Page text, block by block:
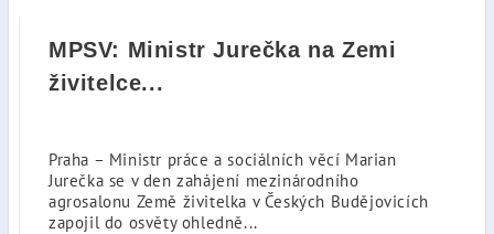
MPSV: Ministr Jurečka na Zemi
živitelce...
Praha – Ministr práce a sociálních věcí Marian
Jurečka se v den zahájení mezinárodního
agrosalonu Země živitelka v Českých Budějovicích
zapojil do osvěty ohledně...